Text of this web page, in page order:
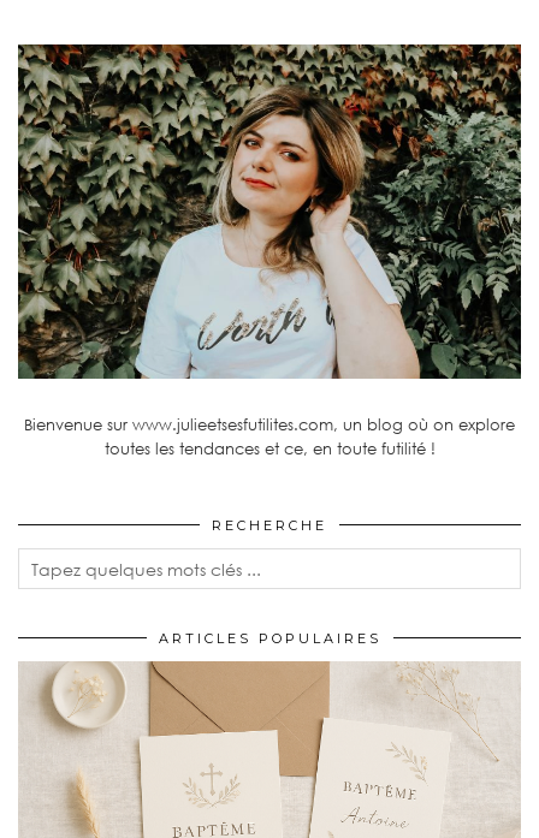
Bienvenue sur www.julieetsesfutilites.com, un blog où on explore
toutes les tendances et ce, en toute futilité !
RECHERCHE
ARTICLES POPULAIRES